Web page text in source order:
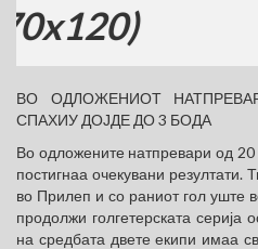
ВО ОДЛОЖЕНИОТ
СПАХИУ ДОЈДЕ ДО 3 БОДА
Во одложените натпревари од 20
постигнаа очекувани
во Прилеп и со раниот гол уште
продолжи голгетерската серија
на средбата двете екипи имаа